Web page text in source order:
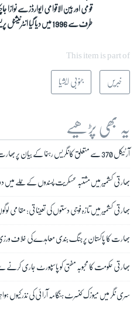
قومی اور بین الاقوامی ایوارڈز سے
طرف سے 1996 میں دیا گیا انٹرنیشنل پریس فریڈم ایوارڈ بھی شامل ہے۔
This item is part of
خبریں جنوبی ایشیا
یہ بھی پڑھیے
آرٹیکل 370 سے متعلق کانگریس رہنما کے بیان پر بھارت میں سیاسی ہلچل
بھارتی کشمیر میں مشتبہ عسکریت پسندوں کے حملے میں دو
بھارتی کشمیر میں تازہ فوجی دستوں کی تعیناتی: مقامی
بھارت کا پاکستان پر جنگ بندی معاہدے کی خلاف ورزی
بھارتی حکومت کا محبوبہ مفتی کو پاسپورٹ جاری کرنے
سری نگر میں میوزک کنسرٹ ہنگامہ آرائی کی نذر کیوں ہوا؟